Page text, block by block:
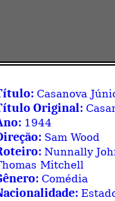
Casanova
Original:
1944
Sam Wood
Nunnally
Mitchell
Comédia